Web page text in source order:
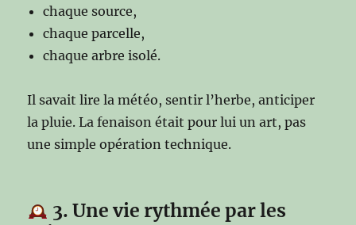
chaque source,
chaque parcelle,
chaque arbre isolé.
Il savait lire la météo, sentir l’herbe, anticiper
la pluie. La fenaison était pour lui un art, pas
une simple opération technique.
3. Une vie rythmée par les